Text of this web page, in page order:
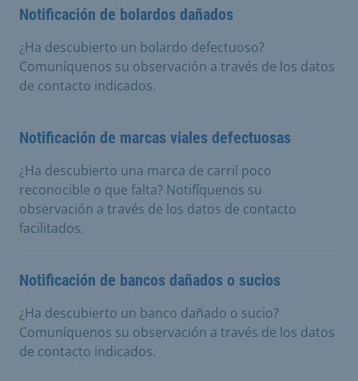
Notificación de bolardos dañados
¿Ha descubierto un bolardo defectuoso?
Comuníquenos su observación a través de los datos
de contacto indicados.
Notificación de marcas viales defectuosas
¿Ha descubierto una marca de carril poco
reconocible o que falta? Notifíquenos su
observación a través de los datos de contacto
facilitados.
Notificación de bancos dañados o sucios
¿Ha descubierto un banco dañado o sucio?
Comuníquenos su observación a través de los datos
de contacto indicados.